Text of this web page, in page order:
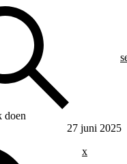
doen
27 juni 2025
x